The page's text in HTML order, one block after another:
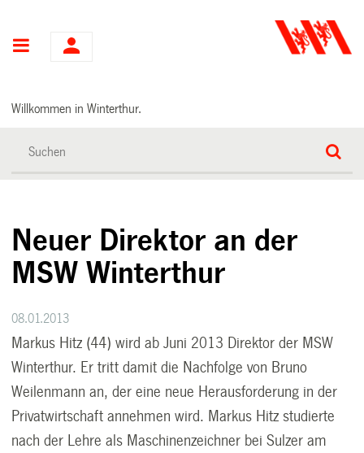
Hauptnavigation
Willkommen in Winterthur.
Neuer Direktor an der
MSW Winterthur
08.01.2013
Markus Hitz (44) wird ab Juni 2013 Direktor der MSW
Winterthur. Er tritt damit die Nachfolge von Bruno
Weilenmann an, der eine neue Herausforderung in der
Privatwirtschaft annehmen wird. Markus Hitz studierte
nach der Lehre als Maschinenzeichner bei Sulzer am